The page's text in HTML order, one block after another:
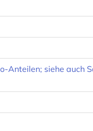
Anteilen; siehe auch